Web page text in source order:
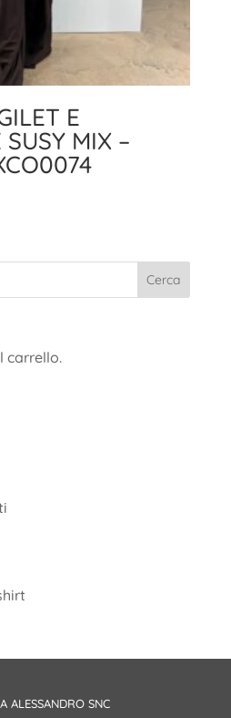
E
MIX –
carrello.
ALESSANDRO SNC